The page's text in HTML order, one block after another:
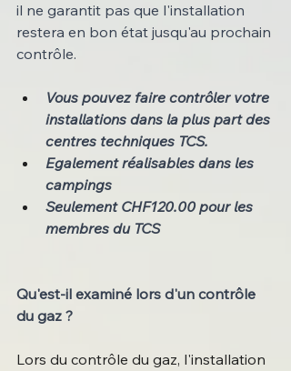
il ne garantit pas que l'installation
restera en bon état jusqu'au prochain
contrôle.
Vous pouvez faire contrôler votre
installations dans la plus part des
centres techniques TCS.
Egalement réalisables dans les
campings
Seulement CHF120.00 pour les
membres du TCS
Qu'est-il examiné lors d'un contrôle
du gaz ?
Lors du contrôle du gaz, l'installation